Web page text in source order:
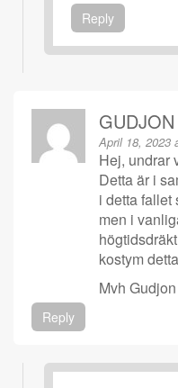
Reply
GUDJON
April 18, 2023
Hej, undrar
Detta är i
i detta fallet
men i
kostym
Mvh Gudjon
Reply